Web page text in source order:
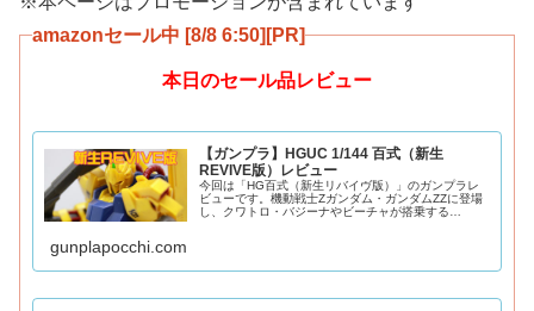
amazonセール中 [8/8 6:50][PR]
本日のセール品レビュー
【ガンプラ】HGUC 1/144 百式（新生
REVIVE版）レビュー
今回は「HG百式（新生リバイヴ版）」のガンプラレ
ビューです。機動戦士Zガンダム・ガンダムZZに登場
し、クワトロ・バジーナやビーチャが搭乗する
gunplapocchi.com